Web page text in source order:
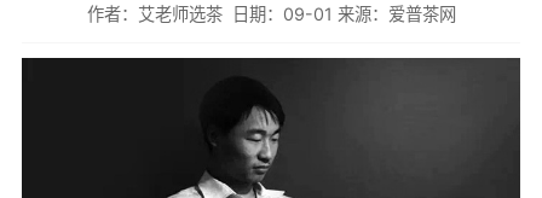
作者：艾老师选茶 日期：09-01 来源：爱普茶网